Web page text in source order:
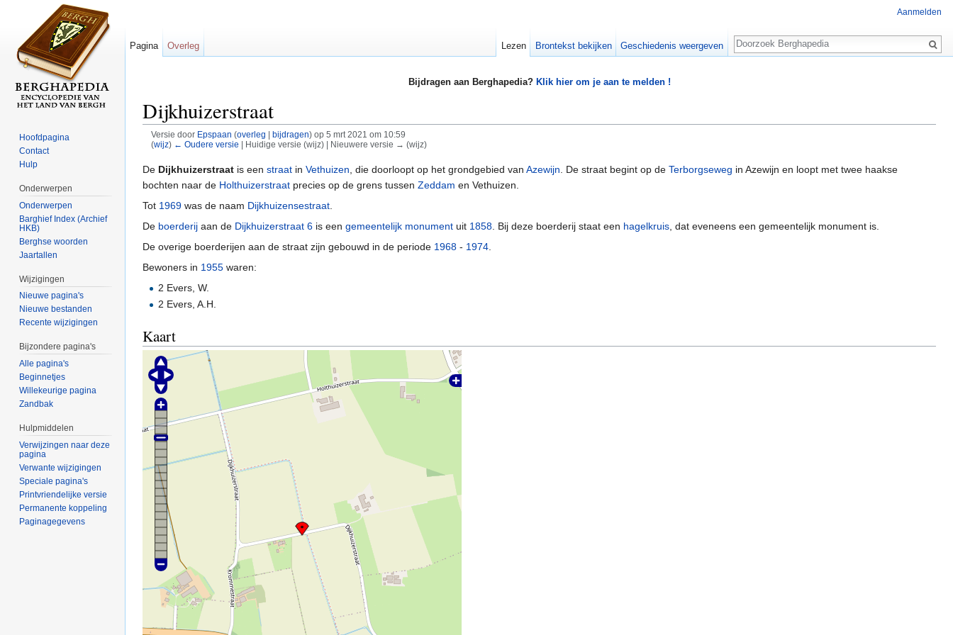
Bijdragen aan Berghapedia? Klik hier om je aan te melden !
Dijkhuizerstraat
Versie door Epspaan (overleg bijdragen)op 5 mrt 2021 om 10:59
(wijz) ← Oudere versie | Huidige versie (wijz) | Nieuwere versie → (wijz)
De Dijkhuizerstraat is een straat in Vethuizen , die doorloopt op het grondgebied van Azewijn . De straat begint op de Terborgseweg in Azewijn en loopt met twee haakse
bochten naar de Holthuizerstraat precies op de grens tussen Zeddam en Vethuizen.
Tot 1969 was de naam Dijkhuizensestraat
De boerderij aan de Dijkhuizerstraat 6 is een gemeentelijk monument uit 1858 . Bij deze boerderij staat een hagelkruis , dat eveneens een gemeentelijk monument is.
De overige boerderijen aan de straat zijn gebouwd in de periode 1968 - 1974
Bewoners in 1955 waren:
2 Evers, W.
2 Evers, A.H.
Kaart
Aanmelden
Pagina Overleg Lezen Brontekst bekijken Geschiedenis weergeven
Zoeken
Hoofdpagina
Contact
Hulp
Onderwerpen
Onderwerpen
Barghief Index (Archief
HKB)
Berghse woorden
Jaartallen
Wijzigingen
Nieuwe pagina's
Nieuwe bestanden
Recente wijzigingen
Bijzondere pagina's
Alle pagina's
Beginnetjes
Willekeurige pagina
Zandbak
Hulpmiddelen
Verwijzingen naar deze
pagina
Verwante wijzigingen
Speciale pagina's
Printvriendelijke versie
Permanente koppeling
Paginagegevens